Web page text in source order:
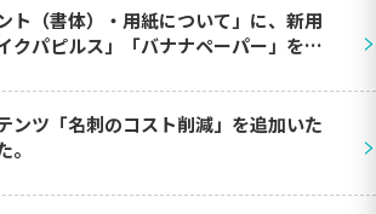
ト（書体）・用紙について」に、新用
クパピルス」「バナナペーパー」を追
>
ンツ「名刺のコスト削減」を追加いた
。
>